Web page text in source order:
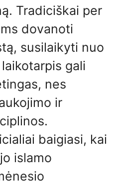
Tradiciškai per
dovanoti
susilaikyti nuo
gali
nes
ir
baigiasi, kai
islamo